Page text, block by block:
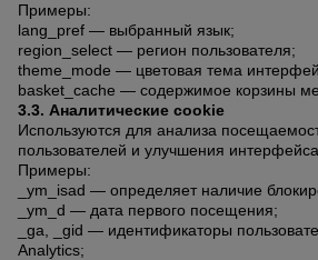
Оборудование
для работы с
Оборудование
для бетонных
работ
Примеры:
lang_pref — выбранный язык;
region_select — регион пользователя;
theme_mode — цветовая тема
basket_cache — содержимое корзины
3.3. Аналитические cookie
Используются для анализа
пользователей и улучшения интерфейса
Примеры:
_ym_isad — определяет наличие
_ym_d — дата первого посещения;
_ga, _gid — идентификаторы
Analytics;